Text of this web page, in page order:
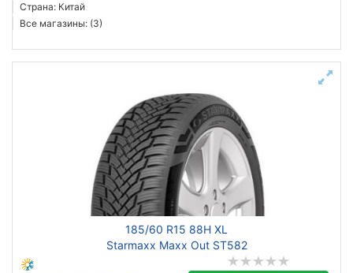
Страна: Китай
Все магазины: (3)
185/60 R15 88H XL
Starmaxx Maxx Out ST582